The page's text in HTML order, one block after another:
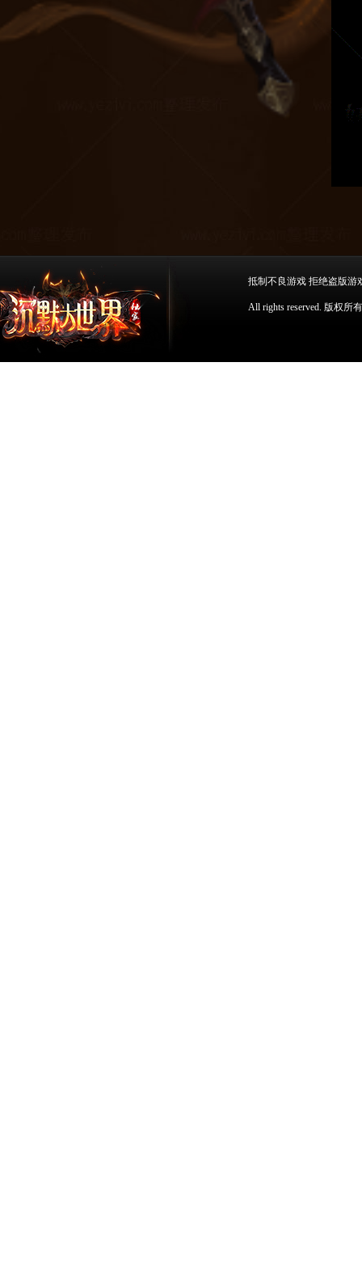
抵制不良游戏 拒绝盗版游
All rights reserved. 版权所